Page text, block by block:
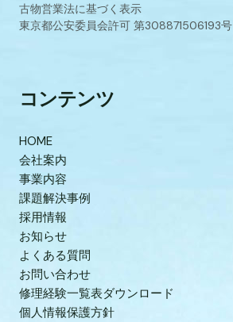
古物営業法に基づく表示
東京都公安委員会許可 第308871506193号
コンテンツ
HOME
会社案内
事業内容
課題解決事例
採用情報
お知らせ
よくある質問
お問い合わせ
修理経験一覧表ダウンロード
個人情報保護方針